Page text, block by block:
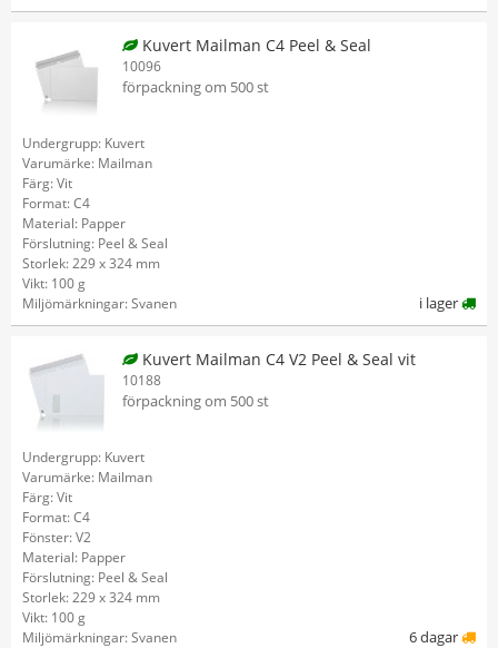
Kuvert Mailman C4 Peel & Seal
10096
förpackning om 500 st
Undergrupp: Kuvert
Varumärke: Mailman
Färg: Vit
Format: C4
Material: Papper
Förslutning: Peel & Seal
Storlek: 229 x 324 mm
Vikt: 100 g
Miljömärkningar: Svanen
i lager
Kuvert Mailman C4 V2 Peel & Seal vit
10188
förpackning om 500 st
Undergrupp: Kuvert
Varumärke: Mailman
Färg: Vit
Format: C4
Fönster: V2
Material: Papper
Förslutning: Peel & Seal
Storlek: 229 x 324 mm
Vikt: 100 g
Miljömärkningar: Svanen
6 dagar